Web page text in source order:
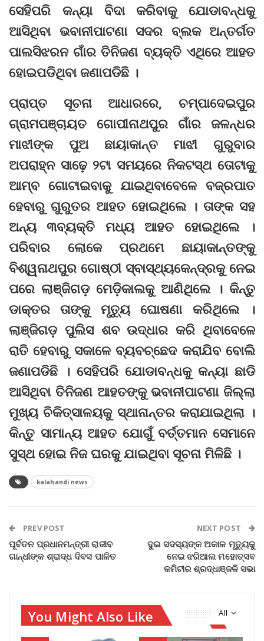
ସେହିପରି କନ୍ୟା ବିଦା କରିବାକୁ ଯୋଡାବନ୍ଧକୁ
ଆସିଥିବା ଭବାନୀପାଟଣା ସଦର ବ୍ଲକ ଅନ୍ତର୍ଗତ
ପାଲସିଝରନ ଗାଁର ତିନିଜଣ ବ୍ୟକ୍ତି ଏଥିରେ ଆହତ
ହୋଇପଡିଥିବା ଜଣାପଡିଛି ।
ପ୍ରାପ୍ତ ସୂଚନା ଆଧାରରେ, ଚମ୍ପାଦେଇପୁର
ଗ୍ରାମପଞ୍ଚାୟତ ଗୋପୀନାଥପୁର ଗାଁର ଜଳନ୍ଧର
ମାଝୀଙ୍କ ପୁଅ ଛାୟାକାନ୍ତ ମାଝୀ ଗୁରୁବାର
ଅପରାହ୍ନ ସାଢ଼େ ୨ଟା ସମୟରେ ନିକଟସ୍ଥ ତୋଟାକୁ
ଆମ୍ବ ଗୋଟାଇବାକୁ ଯାଇଥିବାବେଳେ ବଜ୍ରପାତ
ହେବାରୁ ଗୁରୁତର ଆହତ ହୋଇଥିଲେ । ତାଙ୍କ ସହ
ଅନ୍ୟ ୩ବ୍ୟକ୍ତି ମଧ୍ୟ ଆହତ ହୋଇଥିଲେ ।
ପରିବାର ଲୋକେ ପ୍ରଥମେ ଛାୟାକାନ୍ତଙ୍କୁ
ବିଶ୍ୱନାଥପୁର ଗୋଷ୍ଠୀ ସ୍ବାସ୍ଥ୍ୟକେନ୍ଦ୍ରକୁ ନେଇ
ପରେ ଲାଞ୍ଜିଗଡ଼ ମେଡ଼ିକାଲକୁ ଆଣିଥିଲେ । କିନ୍ତୁ
ଡାକ୍ତର ତାଙ୍କୁ ମୃତ୍ୟୁ ଘୋଷଣା କରିଥିଲେ ।
ଲାଞ୍ଜିଗଡ଼ ପୁଲିସ ଶବ ଉଦ୍ଧାର କରି ଥିବାବେଳେ
ରାତି ହେବାରୁ ସକାଳେ ବ୍ୟବଚ୍ଛେଦ କରାଯିବ ବୋଲି
ଜଣାପଡିଛି । ସେହିପରି ଯୋଡାବନ୍ଧକୁ କନ୍ୟା ଛାଡି
ଆସିଥିବା ତିନିଜଣ ଆହତଙ୍କୁ ଭବାନୀପାଟଣା ଜିଲ୍ଲା
ମୁଖ୍ୟ ଚିକିତ୍ସାଳୟକୁ ସ୍ଥାନାନ୍ତର କରାଯାଇଥିଲା ।
କିନ୍ତୁ ସାମାନ୍ୟ ଆହତ ଯୋଗୁଁ ବର୍ତ୍ତମାନ ସେମାନେ
ସୁସ୍ଥ ହୋଇ ନିଜ ଘରକୁ ଯାଇଥିବା ସୂଚନା ମିଳିଛି ।
kalahandi news
PREV POST
ପୂର୍ବତନ ପ୍ରଧାନମନ୍ତ୍ରୀ ରାଜୀବ
ଗାନ୍ଧୀଙ୍କ ଶ୍ରାଦ୍ଧ ଦିବସ ପାଳିତ
NEXT POST
ଦୁଇ ସଦସ୍ୟଙ୍କ ଅକାଳ ମୃତ୍ୟୁକୁ
ନେଇ ଝରିଆଲ ମହୋତ୍ସବ
କମିଟୀର ଶ୍ରଦ୍ଧାଞ୍ଜଳି ସଭା
All
You Might Also Like